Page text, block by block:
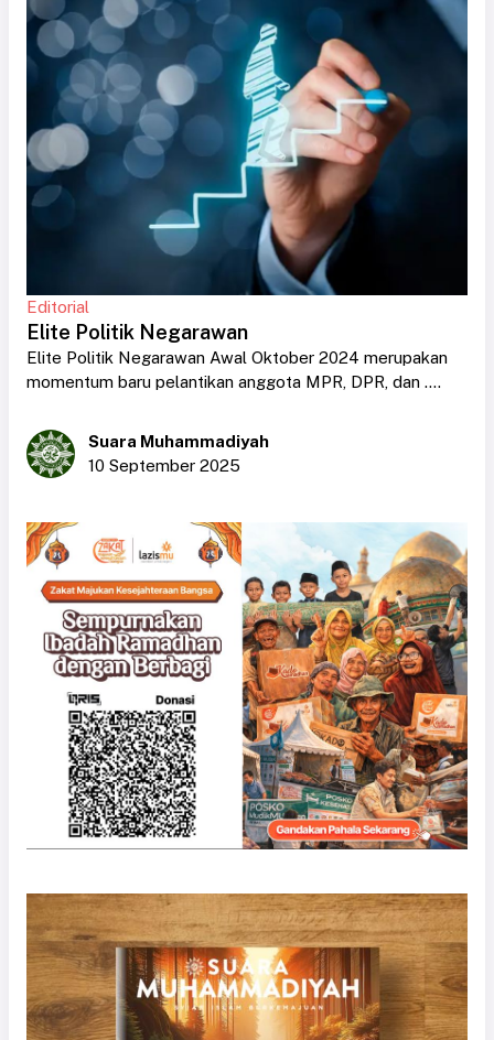
Editorial
Elite Politik Negarawan
Elite Politik Negarawan Awal Oktober 2024 merupakan
momentum baru pelantikan anggota MPR, DPR, dan ....
Suara Muhammadiyah
10 September 2025